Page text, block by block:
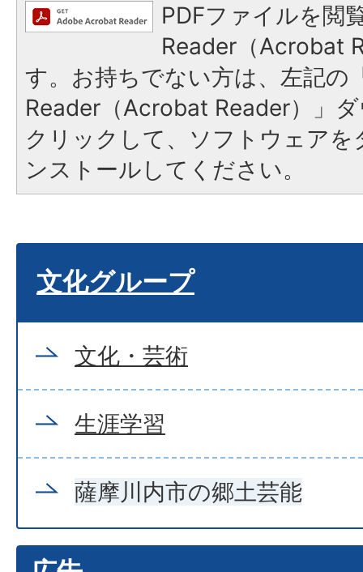
PDFファイルを閲
Reader（Acrobat
す。お持ちでない方は、左記の
Reader（Acrobat Reader）」
クリックして、ソフトウェア
ンストールしてください。
文化グループ
文化・芸術
生涯学習
薩摩川内市の郷土芸能